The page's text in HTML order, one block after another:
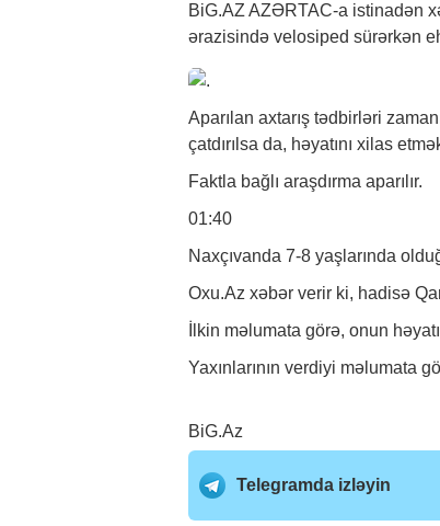
BiG.AZ AZƏRTAC-a istinadən
ərazisində velosiped sürərkən
Aparılan axtarış tədbirləri
çatdırılsa da, həyatını xilas
Faktla bağlı araşdırma aparılır.
01:40
Naxçıvanda 7-8 yaşlarında
Oxu.Az xəbər verir ki, hadisə
İlkin məlumata görə, onun
Yaxınlarının verdiyi məlumata
BiG.Az
Telegramda izləyin